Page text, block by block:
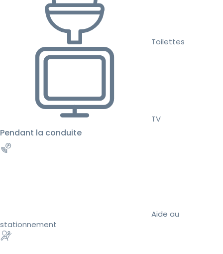
Toilettes
TV
Pendant la conduite
Aide au
stationnement